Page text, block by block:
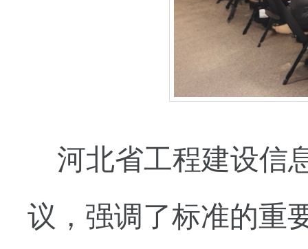
河北省工程建设信
议，强调了标准的重